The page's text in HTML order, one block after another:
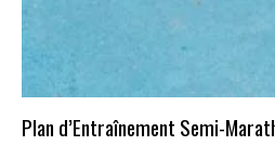
Plan d’Entraînement Semi-